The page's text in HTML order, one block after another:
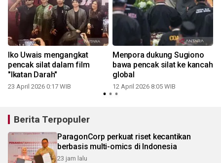
Iko Uwais mengangkat
pencak silat dalam film
"Ikatan Darah"
23 April 2026 0:17 WIB
Menpora dukung Sugiono
bawa pencak silat ke kancah
global
12 April 2026 8:05 WIB
Berita Terpopuler
ParagonCorp perkuat riset kecantikan
berbasis multi-omics di Indonesia
23 jam lalu